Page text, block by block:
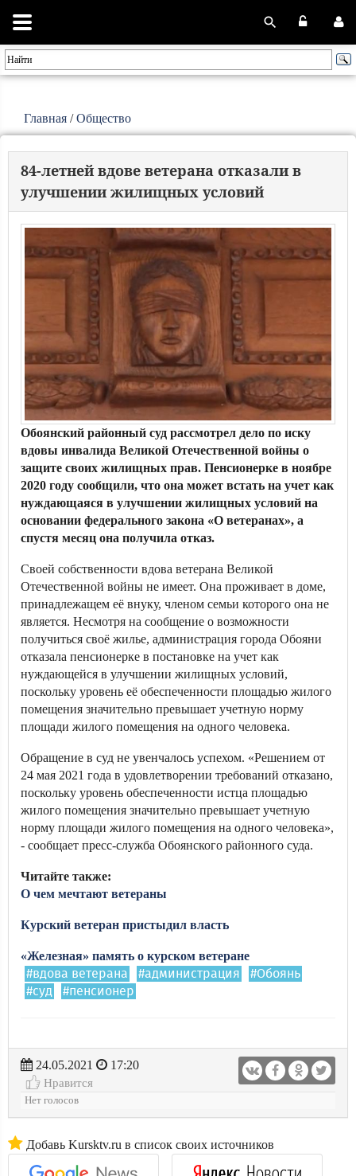
Главная /Общество
84-летней вдове ветерана отказали в
улучшении жилищных условий
Обоянский районный суд рассмотрел дело по иску
вдовы инвалида Великой Отечественной войны о
защите своих жилищных прав. Пенсионерке в ноябре
2020 году сообщили, что она может встать на учет как
нуждающаяся в улучшении жилищных условий на
основании федерального закона «О ветеранах», а
спустя месяц она получила отказ.
Своей собственности вдова ветерана Великой
Отечественной войны не имеет. Она проживает в доме,
принадлежащем её внуку, членом семьи которого она не
является. Несмотря на сообщение о возможности
получиться своё жилье, администрация города Обояни
отказала пенсионерке в постановке на учет как
нуждающейся в улучшении жилищных условий,
поскольку уровень её обеспеченности площадью жилого
помещения значительно превышает учетную норму
площади жилого помещения на одного человека.
Обращение в суд не увенчалось успехом. «Решением от
24 мая 2021 года в удовлетворении требований отказано,
поскольку уровень обеспеченности истца площадью
жилого помещения значительно превышает учетную
норму площади жилого помещения на одного человека»,
- сообщает пресс-служба Обоянского районного суда.
Читайте также:
О чем мечтают ветераны
Курский ветеран пристыдил власть
«Железная» память о курском ветеране
#вдова ветерана #администрация
#Обоянь
#суд
#пенсионер
24.05.2021
17:20
Нравится
Нет голосов
Добавь Kursktv.ru в список своих источников